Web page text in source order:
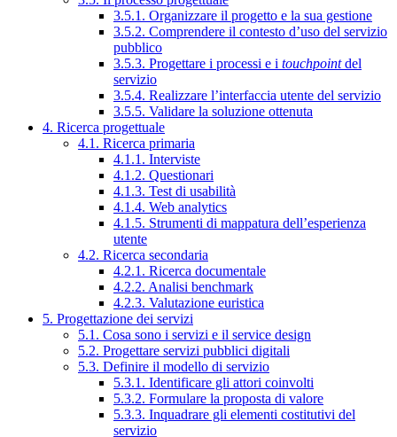
3.5.1. Organizzare il progetto e la sua gestione
3.5.2. Comprendere il contesto d’uso del servizio
pubblico
3.5.3. Progettare i processi e i touchpointdel
servizio
3.5.4. Realizzare l’interfaccia utente del servizio
3.5.5. Validare la soluzione ottenuta
4. Ricerca progettuale
4.1. Ricerca primaria
4.1.1. Interviste
4.1.2. Questionari
4.1.3. Test di usabilità
4.1.4. Web analytics
4.1.5. Strumenti di mappatura dell’esperienza
utente
4.2. Ricerca secondaria
4.2.1. Ricerca documentale
4.2.2. Analisi benchmark
4.2.3. Valutazione euristica
5. Progettazione dei servizi
5.1. Cosa sono i servizi e il service design
5.2. Progettare servizi pubblici digitali
5.3. Definire il modello di servizio
5.3.1. Identificare gli attori coinvolti
5.3.2. Formulare la proposta di valore
5.3.3. Inquadrare gli elementi costitutivi del
servizio